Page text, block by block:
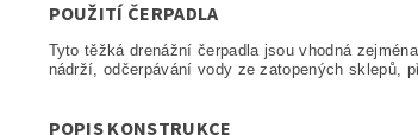
POUŽITÍ ČERPADLA
Tyto těžká drenážní čerpadla jsou vhodná
nádrží, odčerpávání vody ze zatopených sklepů,
POPIS KONSTRUKCE